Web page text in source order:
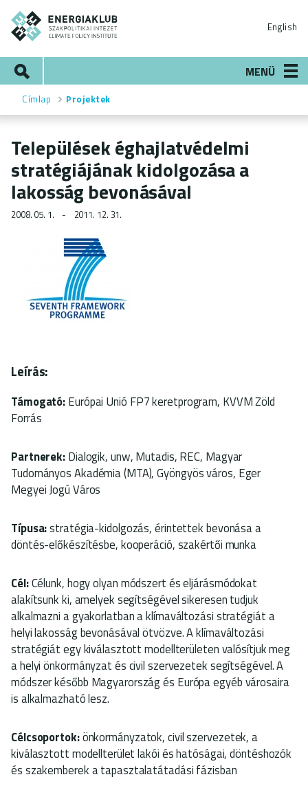
Ugrás
tartalomra
English
MENÜ
Morzsa
Címlap Projektek
Települések éghajlatvédelmi
stratégiájának kidolgozása a
lakosság bevonásával
2008. 05. 1. 2011. 12. 31.
Leírás:
Támogató: Európai Unió FP7 keretprogram, KVVM Zöld
Forrás
Partnerek: Dialogik, unw, Mutadis, REC, Magyar
Tudományos Akadémia (MTA), Gyöngyös város, Eger
Megyei Jogú Város
Típusa:stratégia-kidolgozás, érintettek bevonása a
döntés-előkészítésbe, kooperáció, szakértői munka
Cél:Célunk, hogy olyan módszert és eljárásmódokat
alakítsunk ki, amelyek segítségével sikeresen tudjuk
alkalmazni a gyakorlatban a klímaváltozási stratégiát a
helyi lakosság bevonásával ötvözve. A klímaváltozási
stratégiát egy kiválasztott modellterületen valósítjuk meg
a helyi önkormányzat és civil szervezetek segítségével. A
módszer később Magyarország és Európa egyéb városaira
is alkalmazható lesz.
Célcsoportok:önkormányzatok, civil szervezetek, a
kiválasztott modellterület lakói és hatóságai, döntéshozók
és szakemberek a tapasztalatátadási fázisban